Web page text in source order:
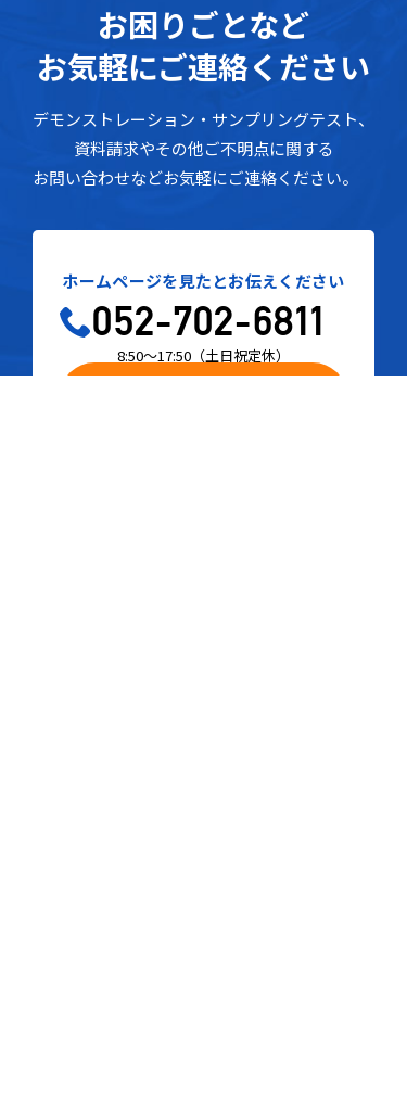
お困りごとなど
お気軽にご連絡ください
デモンストレーション・サンプリングテスト、
資料請求やその他ご不明点に関する
お問い合わせなどお気軽にご連絡ください。
ホームページを見たとお伝えください
052-702-6811
8:50～17:50 （土日祝定休）